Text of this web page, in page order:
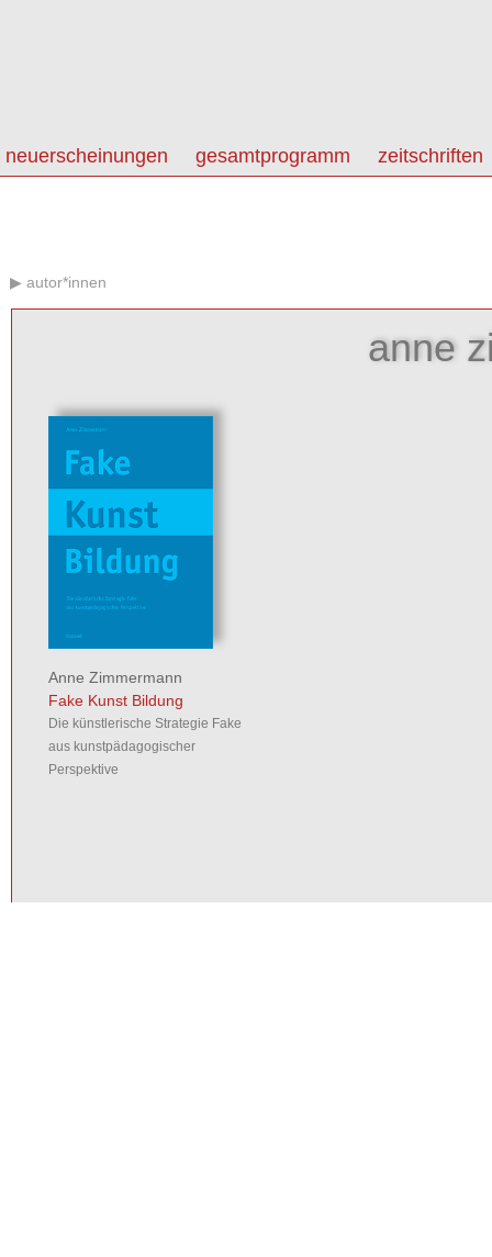
neuerscheinungen gesamtprogramm zeitschriften
autor*innen
anne
Anne Zimmermann
Fake Kunst Bildung
Die künstlerische Strategie Fake
aus kunstpädagogischer
Perspektive